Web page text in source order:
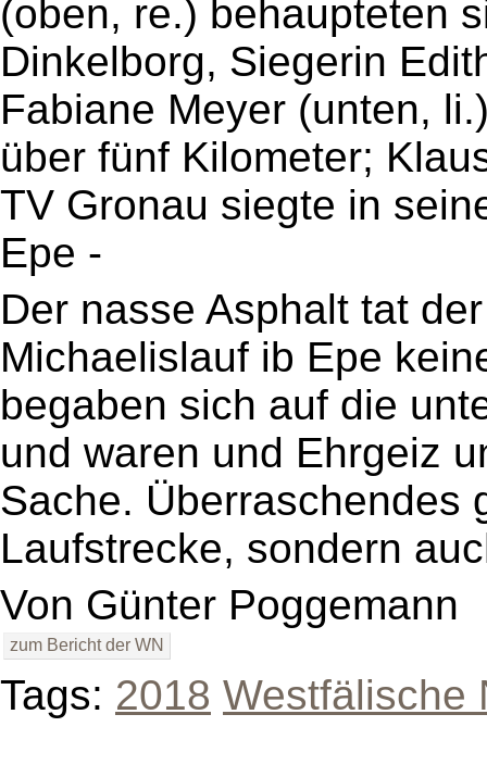
(oben, re.) behaupteten
Dinkelborg, Siegerin
Fabiane Meyer (unten,
über fünf Kilometer;
TV Gronau siegte in
Epe -
Der nasse Asphalt tat
Michaelislauf ib Epe
begaben sich auf die
und waren und Ehrgeiz
Sache. Überraschendes
Laufstrecke, sondern
Von Günter Poggemann
zum Bericht der WN
Tags: 2018 Westfälische